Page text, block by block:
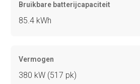
Bruikbare batterijcapaciteit
85.4 kWh
Vermogen
380 kW (517 pk)